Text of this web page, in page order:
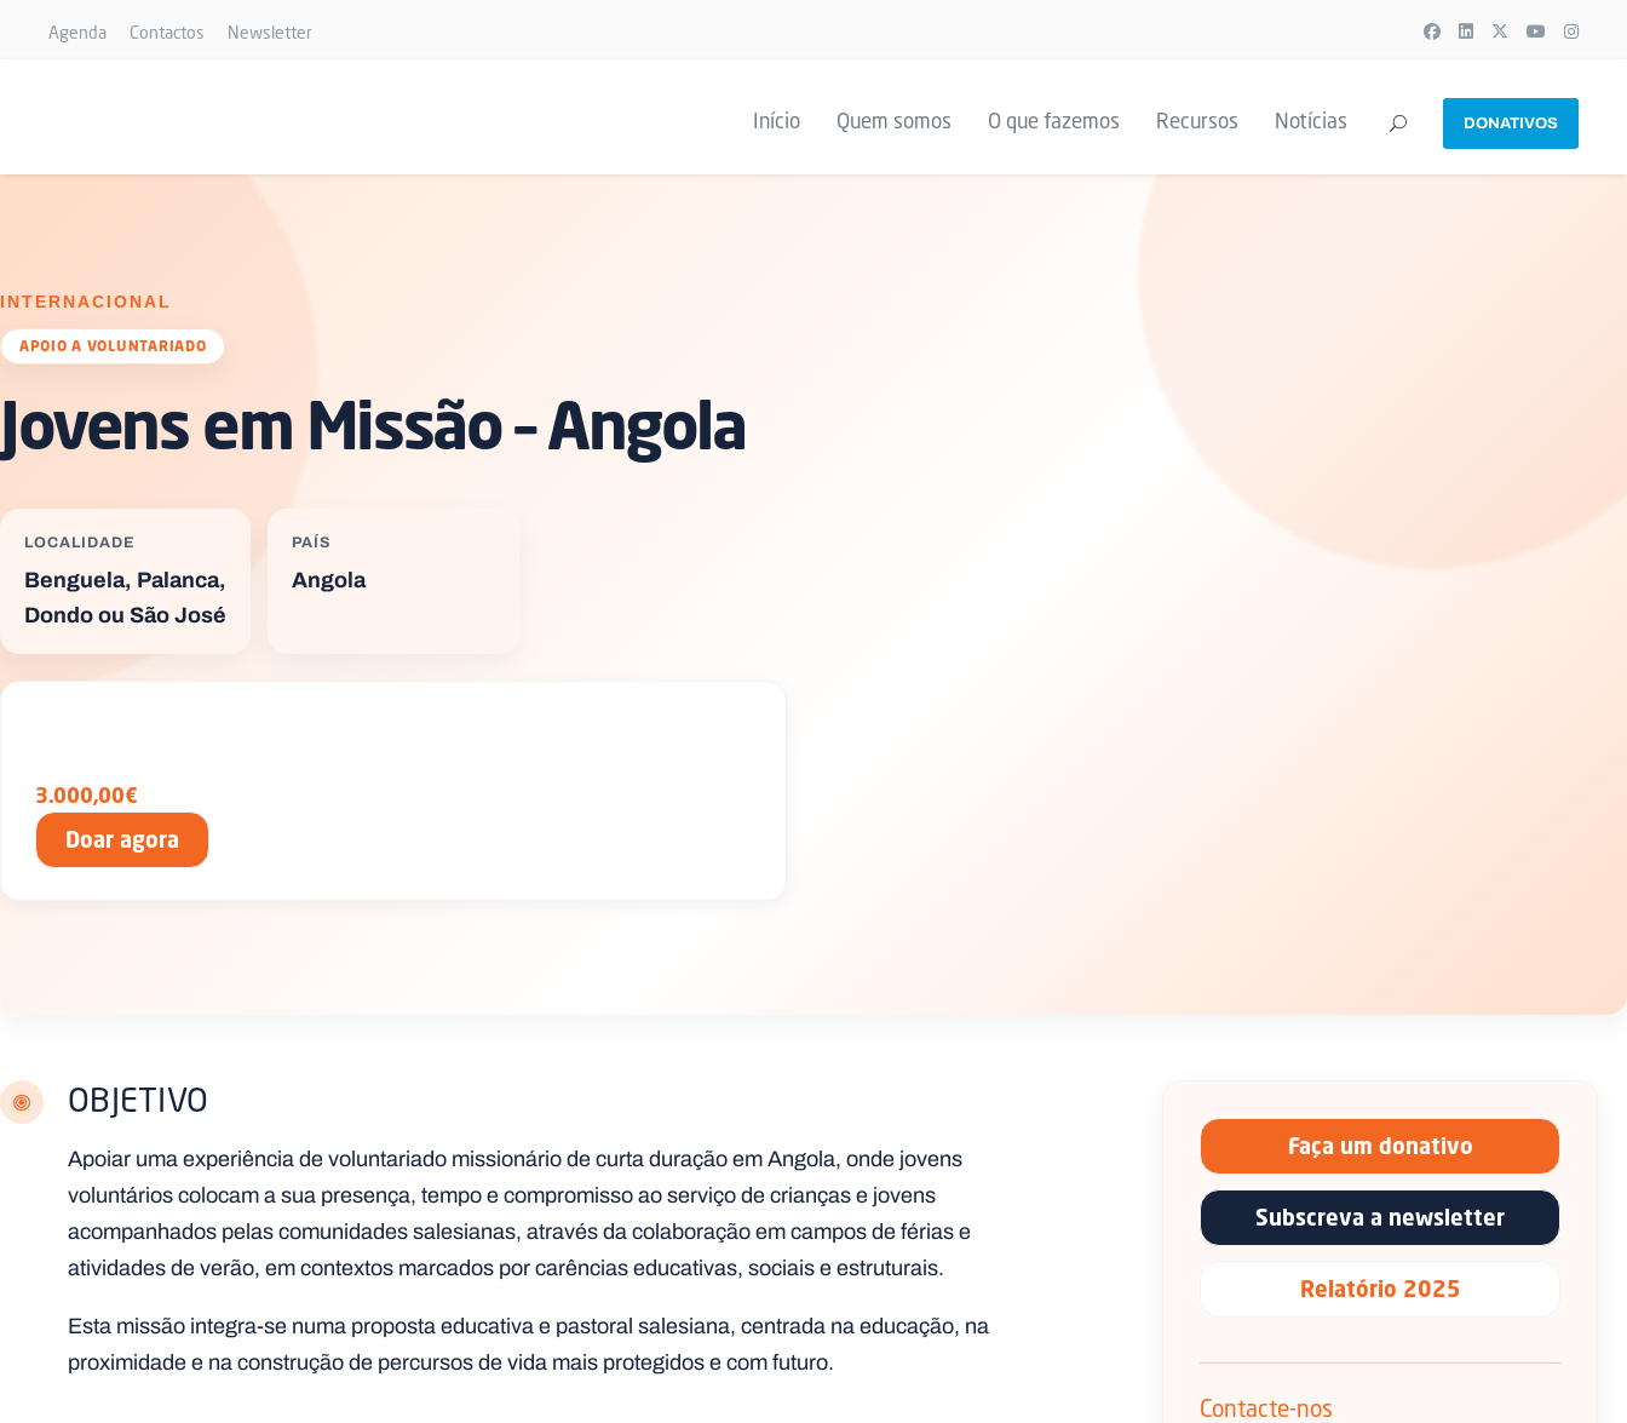
Agenda Contactos Newsletter
Início Quem somos O que fazemos Recursos Notícias DONATIVOS
INTERNACIONAL
APOIO A VOLUNTARIADO
Jovens em Missão – Angola
LOCALIDADE
Benguela, Palanca,
Dondo ou São José
PAÍS
Angola
3.000,00€
Doar agora
OBJETIVO
Apoiar uma experiência de voluntariado missionário de curta duração em Angola, onde jovens
voluntários colocam a sua presença, tempo e compromisso ao serviço de crianças e jovens
acompanhados pelas comunidades salesianas, através da colaboração em campos de férias e
atividades de verão, em contextos marcados por carências educativas, sociais e estruturais.
Esta missão integra-se numa proposta educativa e pastoral salesiana, centrada na educação, na
proximidade e na construção de percursos de vida mais protegidos e com futuro.
Faça um donativo
Subscreva a newsletter
Relatório 2025
Contacte-nos